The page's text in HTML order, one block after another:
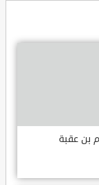
بن عقبة